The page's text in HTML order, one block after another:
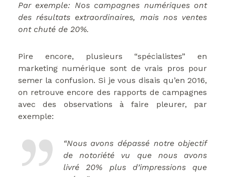
Par exemple: Nos campagnes numériques ont
des résultats extraordinaires, mais nos ventes
ont chuté de 20%.
Pire encore, plusieurs “spécialistes” en
marketing numérique sont de vrais pros pour
semer la confusion. Si je vous disais qu’en 2016,
on retrouve encore des rapports de campagnes
avec des observations à faire pleurer, par
exemple:
“Nous avons dépassé notre objectif
de notoriété vu que nous avons
livré 20% plus d’impressions que